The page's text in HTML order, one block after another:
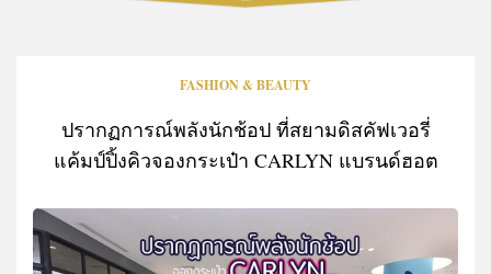
FASHION & BEAUTY
ปรากฏการณ์พลังนักช้อป ที่สยามดิสคัฟเวอรี่
แค้มป์ปิ้งคิวจองกระเป๋า CARLYN แบรนด์ฮอต